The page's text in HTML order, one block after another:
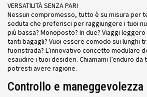
VERSATILITÀ SENZA PARI
Nessun compromesso, tutto è su misura per
seduta che preferisci per raggiungere i tuoi
più bassa? Monoposto? In due? Viaggi
tanti bagagli? Vuoi essere comodo sui lunghi
fuoristrada? L’innovativo concetto modulare
esaudire i tuoi desideri. Chiamami l’enduro
potresti avere ragione.
Controllo e maneggevolezza